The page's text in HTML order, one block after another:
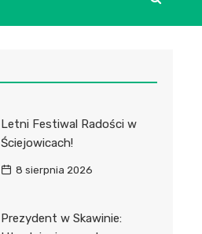
Letni Festiwal Radości w
Ściejowicach!
8 sierpnia 2026
Prezydent w Skawinie: